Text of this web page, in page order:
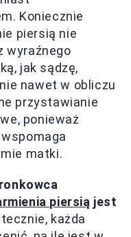
Koniecznie
piersią nie
wyraźnego
jak sądzę,
nawet w obliczu
przystawianie
ponieważ
matki.
piersią jest
każda